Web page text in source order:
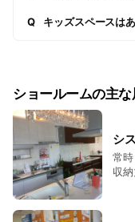
Q キッズスペースは
ショールームの主
シ
常
収